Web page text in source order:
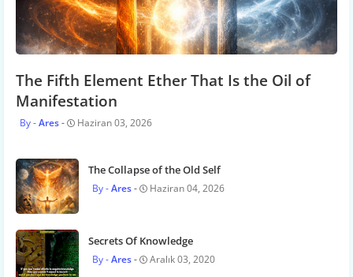
The Fifth Element Ether That Is the Oil of
Manifestation
Ares Haziran 03, 2026
The Collapse of the Old Self
Ares Haziran 04, 2026
Secrets Of Knowledge
Ares Aralık 03, 2020